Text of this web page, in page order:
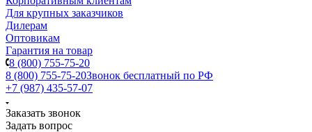
Для крупных заказчиков
Дилерам
Оптовикам
Гарантия на товар
8 (800) 755-75-20
8 (800) 755-75-20Звонок бесплатный по РФ
+7 (987) 435-57-07
Заказать звонок
Задать вопрос